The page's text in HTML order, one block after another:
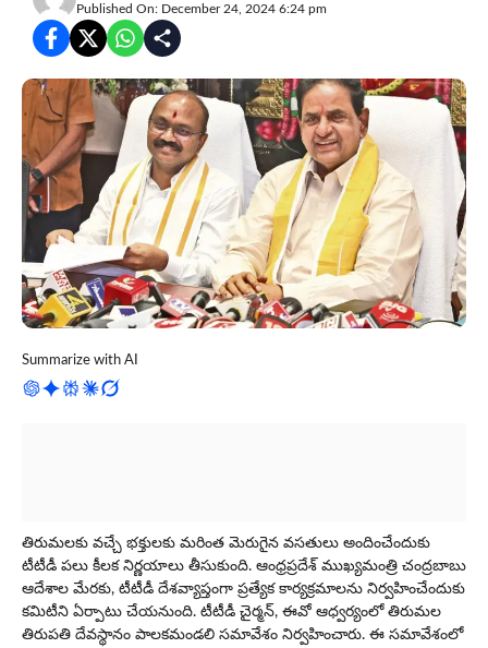
Published On: December 24, 2024 6:24 pm
Summarize with AI
తిరుమలకు వ‌చ్చే భక్తులకు మరింత మెరుగైన వసతులు అందించేందుకు
టీటీడీ పలు కీలక నిర్ణయాలు తీసుకుంది. ఆంధ్రప్రదేశ్ ముఖ్యమంత్రి చంద్రబాబు
ఆదేశాల మేరకు, టీటీడీ దేశవ్యాప్తంగా ప్రత్యేక కార్యక్రమాలను నిర్వహించేందుకు
కమిటీని ఏర్పాటు చేయనుంది. టీటీడీ చైర్మ‌న్, ఈవో ఆధ్వ‌ర్యంలో తిరుమ‌ల
తిరుప‌తి దేవ‌స్థానం పాల‌క‌మండ‌లి స‌మావేశం నిర్వ‌హించారు. ఈ స‌మావేశంలో